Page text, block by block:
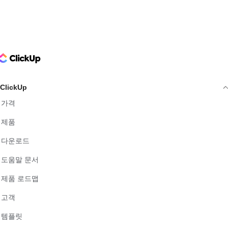
Logo
ClickUp
가격
제품
다운로드
도움말 문서
제품 로드맵
고객
템플릿